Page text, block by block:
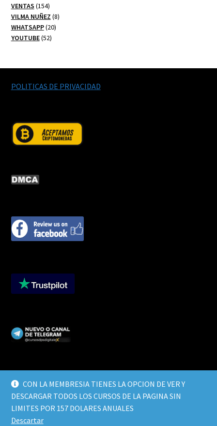
CON LA MEMBRESIA TIENES LA OPCION DE VER Y
DESCARGAR TODOS LOS CURSOS DE LA PAGINA SIN
LIMITES POR 157 DOLARES ANUALES
Descartar
VENTAS 154154
productos
VILMA NUÑEZ 88
WHATSAPP 2020
YOUTUBE 5252
POLITICAS DE PRIVACIDAD
© CURSOS DIGITALEX 2026
TERMINOS Y CONDICIONES
Built with WooCommerce